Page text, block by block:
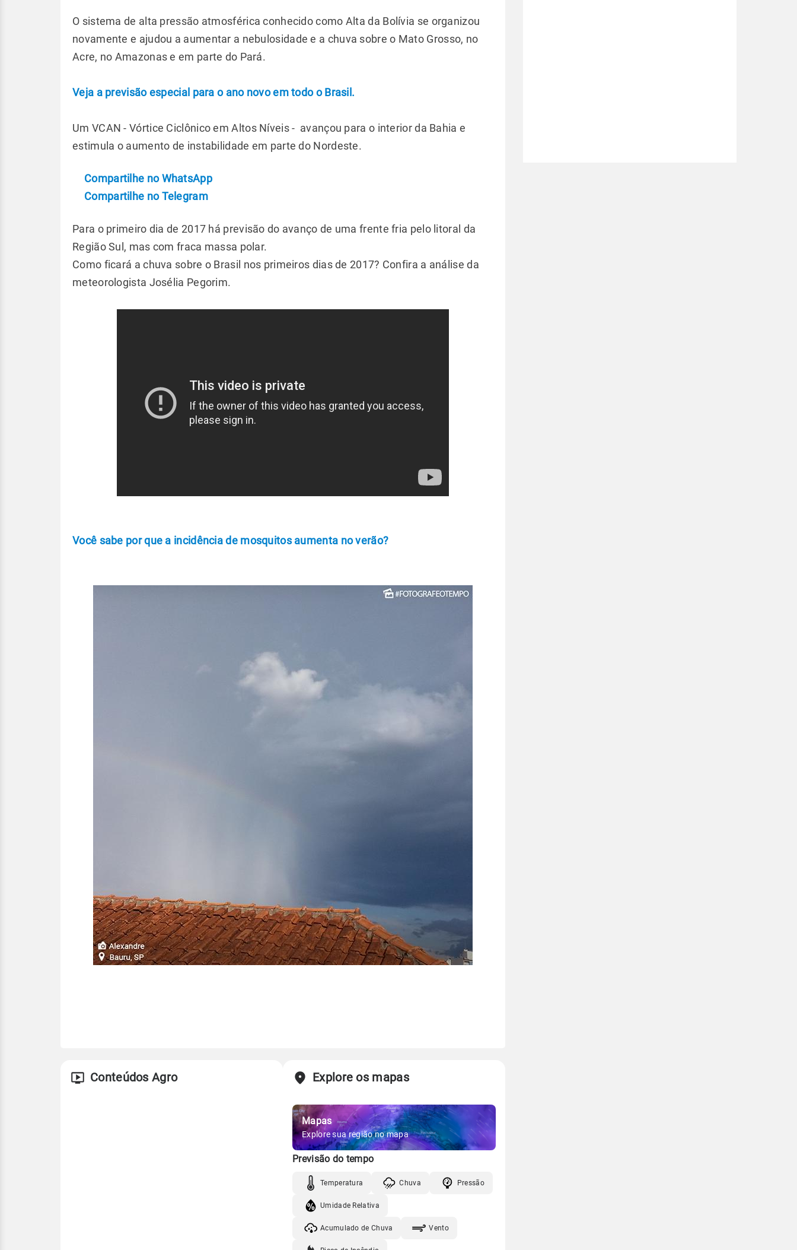
O sistema de alta pressão atmosférica conhecido como Alta da Bolívia se organizou
novamente e ajudou a aumentar a nebulosidade e a chuva sobre o Mato Grosso, no
Acre, no Amazonas e em parte do Pará.
Veja a previsão especial para o ano novo em todo o Brasil.
Um VCAN - Vórtice Ciclônico em Altos Níveis - avançou para o interior da Bahia e
estimula o aumento de instabilidade em parte do Nordeste.
Compartilhe no WhatsApp
Compartilhe no Telegram
Para o primeiro dia de 2017 há previsão do avanço de uma frente fria pelo litoral da
Região Sul, mas com fraca massa polar.
Como ficará a chuva sobre o Brasil nos primeiros dias de 2017? Confira a análise da
meteorologista Josélia Pegorim.
Você sabe por que a incidência de mosquitos aumenta no verão?
Conteúdos Agro Explore os mapas
Mapas
Explore sua região no mapa
Previsão do tempo
Temperatura Chuva Pressão
Umidade Relativa
Acumulado de Chuva Vento